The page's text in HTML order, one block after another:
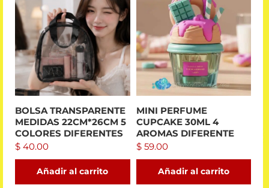
BOLSA TRANSPARENTE
MEDIDAS 22CM*26CM 5
COLORES DIFERENTES
$ 40.00
Añadir al carrito
MINI PERFUME
CUPCAKE 30ML 4
AROMAS DIFERENTE
$59.00
Añadir al carrito